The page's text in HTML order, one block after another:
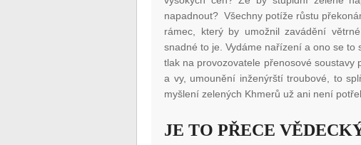
napadnout? Všechny potíže růstu
rámec, který by umožnil zavádění
snadné to je. Vydáme nařízení a ono se
tlak na provozovatele přenosové soustavy
a vy, umounění inženýrští troubové, to
myšlení zelených Khmerů už ani není
JE TO PŘECE